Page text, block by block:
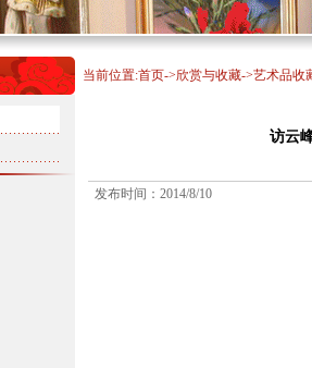
当前位置:首页->欣赏与收藏->艺术品收
访云
发布时间：2014/8/10